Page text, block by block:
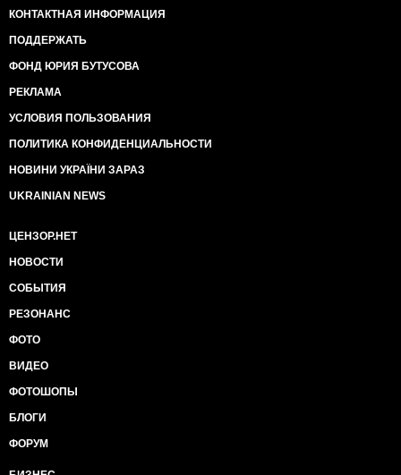
КОНТАКТНАЯ ИНФОРМАЦИЯ
ПОДДЕРЖАТЬ
ФОНД ЮРИЯ БУТУСОВА
РЕКЛАМА
УСЛОВИЯ ПОЛЬЗОВАНИЯ
ПОЛИТИКА КОНФИДЕНЦИАЛЬНОСТИ
НОВИНИ УКРАЇНИ ЗАРАЗ
UKRAINIAN NEWS
ЦЕНЗОР.НЕТ
НОВОСТИ
СОБЫТИЯ
РЕЗОНАНС
ФОТО
ВИДЕО
ФОТОШОПЫ
БЛОГИ
ФОРУМ